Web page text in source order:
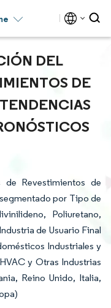
DEL
DE
Revestimientos de
por Tipo de
Poliuretano,
de Usuario Final
Industriales y
y Otras Industrias
Reino Unido, Italia,